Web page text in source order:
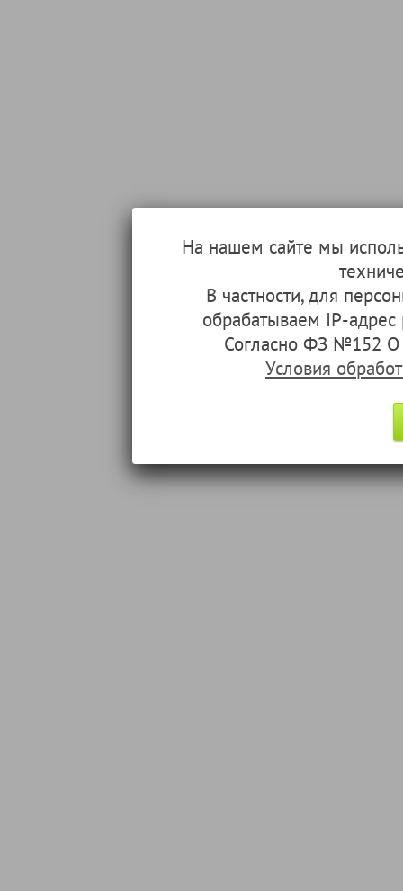
На нашем сайте мы
В частности, для
обрабатываем IP-
Согласно ФЗ №152 О
Условия